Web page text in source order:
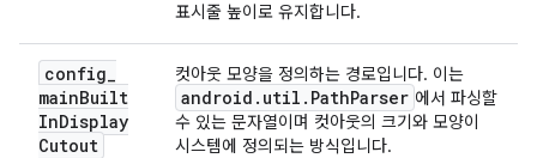
표시줄 높이로 유지합니다.
config_
mainBuilt
InDisplay
Cutout
컷아웃 모양을 정의하는 경로입니다. 이는
android.util.PathParser 에서 파싱할
수 있는 문자열이며 컷아웃의 크기와 모양이
시스템에 정의되는 방식입니다.